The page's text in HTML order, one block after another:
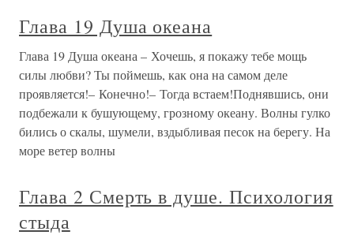
Глава 19 Душа океана
Глава 19 Душа океана – Хочешь, я покажу тебе мощь
силы любви? Ты поймешь, как она на самом деле
проявляется!– Конечно!– Тогда встаем!Поднявшись, они
подбежали к бушующему, грозному океану. Волны гулко
бились о скалы, шумели, вздыбливая песок на берегу. На
море ветер волны
Глава 2 Смерть в душе. Психология
стыда